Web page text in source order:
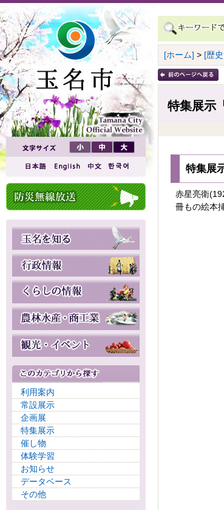
利用案内
常設展示
企画展
特集展示
催し物
体験学習
お知らせ
データベース
その他
[ホーム] > [歴
特集展示
特集展
赤星亮衛
冊もの絵本